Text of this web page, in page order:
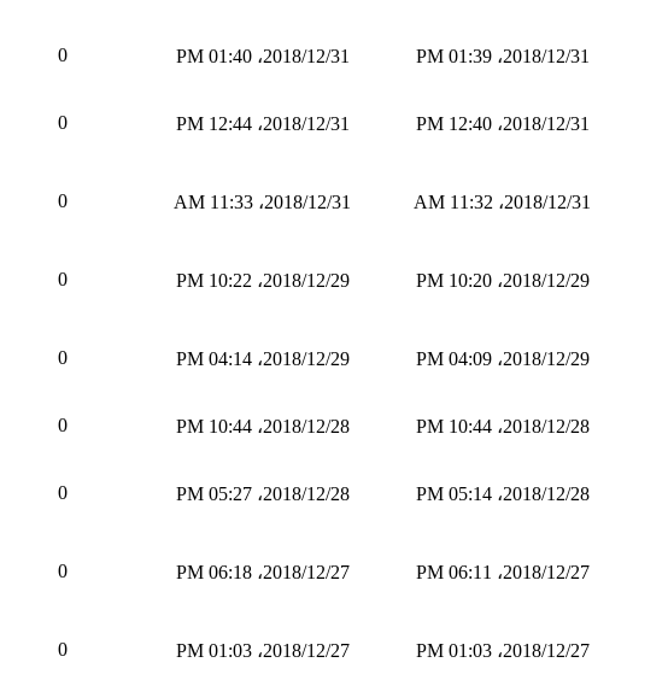
2018/12/31، 01:39 PM 2018/12/31، 01:40 PM 0
2018/12/31، 12:40 PM 2018/12/31، 12:44 PM 0
2018/12/31، 11:32 AM 2018/12/31، 11:33 AM 0
2018/12/29، 10:20 PM 2018/12/29، 10:22 PM 0
2018/12/29، 04:09 PM 2018/12/29، 04:14 PM 0
2018/12/28، 10:44 PM 2018/12/28، 10:44 PM 0
2018/12/28، 05:14 PM 2018/12/28، 05:27 PM 0
2018/12/27، 06:11 PM 2018/12/27، 06:18 PM 0
2018/12/27، 01:03 PM 2018/12/27، 01:03 PM 0